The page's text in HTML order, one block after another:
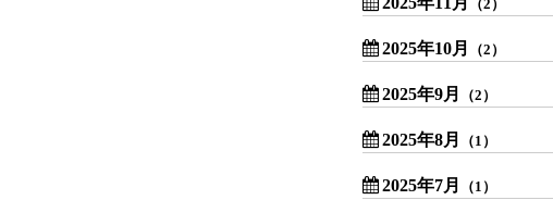
（2）
2025年10月 （2）
2025年9月 （2）
2025年8月 （1）
2025年7月 （1）